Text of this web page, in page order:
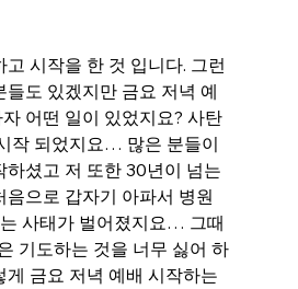
고 시작을 한 것 입니다. 그런
들도 있겠지만 금요 저녁 예
어떤 일이 있었지요? 사탄
작 되었지요… 많은 분들이
하셨고 저 또한 30년이 넘는
음으로 갑자기 아파서 병원
사태가 벌어졌지요… 그때
기도하는 것을 너무 싫어 하
게 금요 저녁 예배 시작하는